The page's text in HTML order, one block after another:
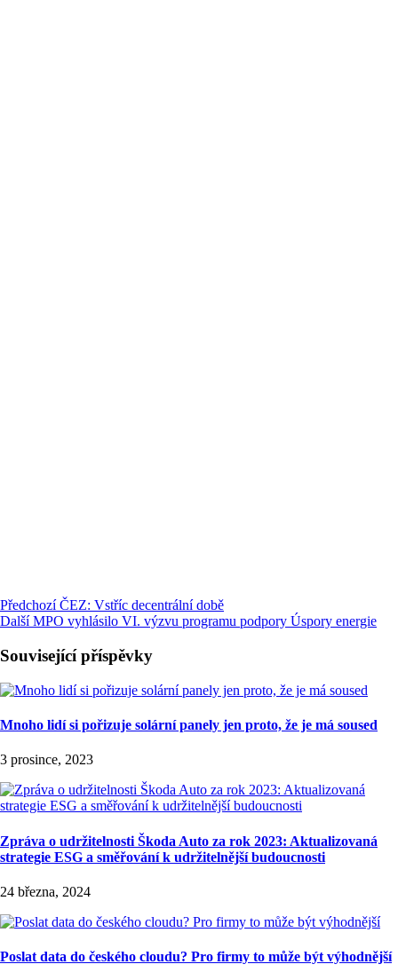
Předchozí ČEZ: Vstříc decentrální době
Další MPO vyhlásilo VI. výzvu programu podpory Úspory energie
Související příspěvky
Mnoho lidí si pořizuje solární panely jen proto, že je má soused
3 prosince, 2023
Zpráva o udržitelnosti Škoda Auto za rok 2023: Aktualizovaná
strategie ESG a směřování k udržitelnější budoucnosti
24 března, 2024
Poslat data do českého cloudu? Pro firmy to může být výhodnější